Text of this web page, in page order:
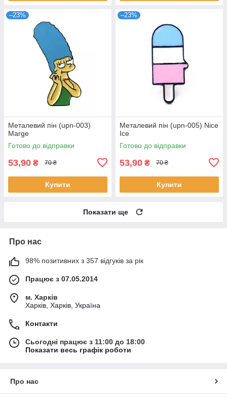
–23%
Металевий пін (upn-003)
Marge
Готово до відправки
53,90 ₴ 70 ₴
Купити
–23%
Металевий пін (upn-005) Nice
Ice
Готово до відправки
53,90 ₴ 70 ₴
Купити
Показати ще
Про нас
98% позитивних з 357 відгуків за рік
Працює з 07.05.2014
м. Харків
Харків, Харків, Україна
Контакти
Сьогодні працює з 11:00 до 18:00
Показати весь графік роботи
Про нас